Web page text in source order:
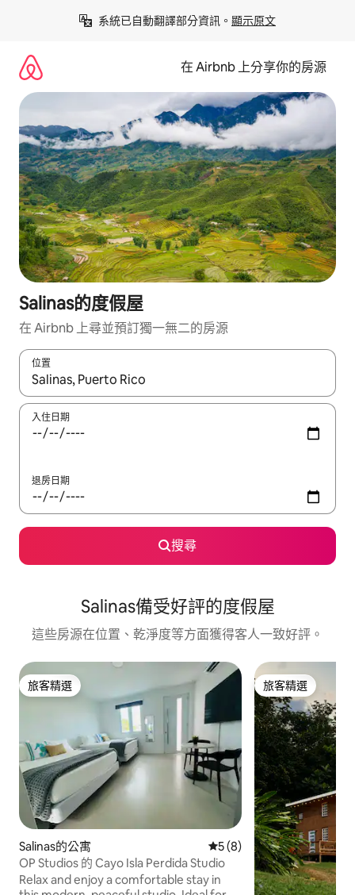
系統已自動翻譯部分資訊。 顯示原文
在 Airbnb 上分享你的房源
Salinas的度假屋
在 Airbnb 上尋並預訂獨一無二的房源
位置
如有搜尋結果，瀏覽內容時請使用上下箭頭，或輕點、滑動裝置。
入住日期
退房日期
搜尋
Salinas備受好評的度假屋
這些房源在位置、乾淨度等方面獲得客人一致好評。
旅客精選
旅客精選
Salinas的公寓 從 8 則評價中獲得 5 的平
5 (8)
OP Studios 的 Cayo Isla Perdida Studio
Relax and enjoy a comfortable stay in
旅客精選
旅客精選